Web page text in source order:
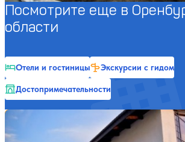
Посмотрите еще в
области
Отели и гостиницы
Экскурсии с гидом
Достопримечательности
Санаторий Бузулукский Бор
4.6
Бузулук
Нет цен или свободных мест на
Выбрать другой